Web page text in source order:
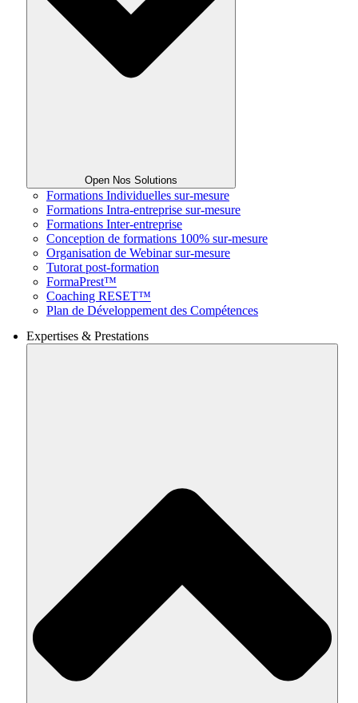
Open Nos Solutions
Formations Individuelles sur-mesure
Formations Intra-entreprise sur-mesure
Formations Inter-entreprise
Conception de formations 100% sur-mesure
Organisation de Webinar sur-mesure
Tutorat post-formation
FormaPrest™
Coaching RESET™
Plan de Développement des Compétences
Expertises & Prestations